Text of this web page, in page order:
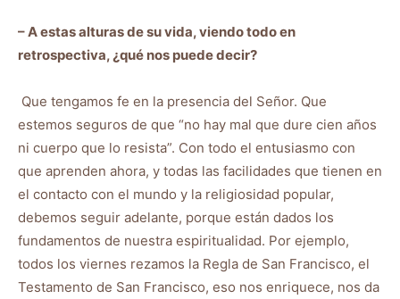
– A estas alturas de su vida, viendo todo en
retrospectiva, ¿qué nos puede decir?
Que tengamos fe en la presencia del Señor. Que
estemos seguros de que “no hay mal que dure cien años
ni cuerpo que lo resista”. Con todo el entusiasmo con
que aprenden ahora, y todas las facilidades que tienen en
el contacto con el mundo y la religiosidad popular,
debemos seguir adelante, porque están dados los
fundamentos de nuestra espiritualidad. Por ejemplo,
todos los viernes rezamos la Regla de San Francisco, el
Testamento de San Francisco, eso nos enriquece, nos da